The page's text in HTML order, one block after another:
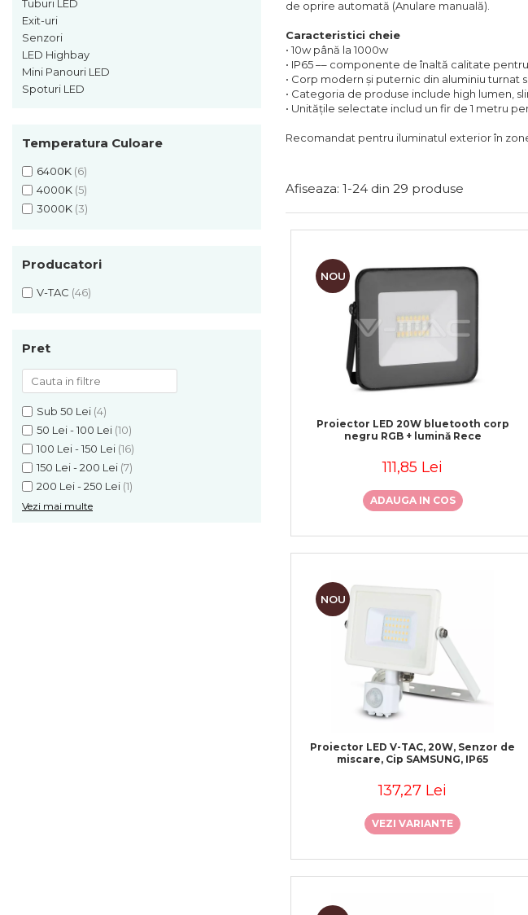
Magnetice
Tuburi LED
Lămpi de Birou
Oglinzi LED
de oprire automată (Anulare manuală).
Caracteristici cheie
• 10w până la 1000w
• IP65 –– componente de înaltă calitate
• Corp modern și puternic din aluminiu turnat
• Categoria de produse include high lumen,
• Unitățile selectate includ un fir de 1 metru
Recomandat pentru iluminatul exterior în
Tuburi LED
Exit-uri
Senzori
LED Highbay
Mini Panouri LED
Spoturi LED
Temperatura Culoare
6400K (6)
4000K (5)
3000K (3)
Producatori
V-TAC (46)
Pret
Sub 50 Lei (4)
50 Lei - 100 Lei (10)
100 Lei - 150 Lei (16)
150 Lei - 200 Lei (7)
200 Lei - 250 Lei (1)
Vezi mai multe
Afiseaza: 1-24 din 29 produse
NOU
Proiector LED 20W bluetooth corp
negru RGB + lumină Rece
111,85 Lei
ADAUGA IN COS
NOU
Proiector LED V-TAC, 20W, Senzor de
miscare, Cip SAMSUNG, IP65
137,27 Lei
VEZI VARIANTE